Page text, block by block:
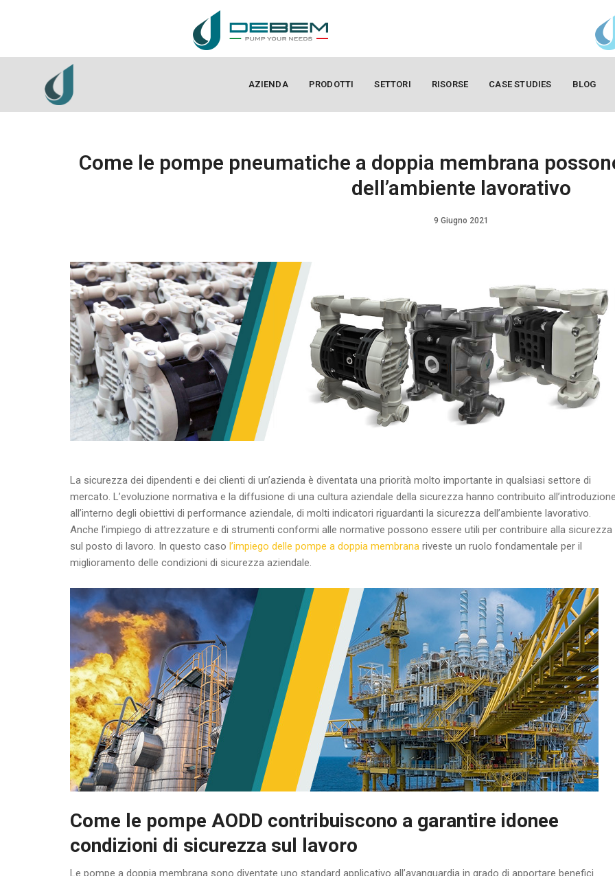
AZIENDA PRODOTTI SETTORI RISORSE CASE STUDIES BLOG
Come le pompe pneumatiche a doppia membrana
dell’ambiente lavorativo
9 Giugno 2021
La sicurezza dei dipendenti e dei clienti di un’azienda è diventata una priorità molto importante in qualsiasi settore di
mercato. L’evoluzione normativa e la diffusione di una cultura aziendale della sicurezza hanno contribuito
all’interno degli obiettivi di performance aziendale, di molti indicatori riguardanti la sicurezza dell’ambiente lavorativo.
Anche l’impiego di attrezzature e di strumenti conformi alle normative possono essere utili per contribuire alla sicurezza
sul posto di lavoro. In questo caso l’impiego delle pompe a doppia membrana riveste un ruolo fondamentale per il
miglioramento delle condizioni di sicurezza aziendale.
Come le pompe AODD contribuiscono a garantire idonee
condizioni di sicurezza sul lavoro
Le pompe a doppia membrana sono diventate uno standard applicativo all’avanguardia in grado di apportare benefici